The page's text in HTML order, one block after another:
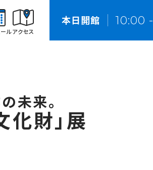
ルアクセス
本日開館 10:00 -
ご来館の際のお願い
未来。
化財」展